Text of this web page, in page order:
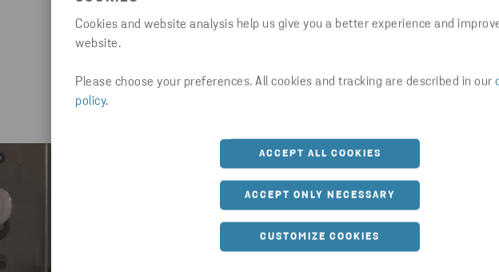
Cookies and website analysis help us give you a better experience and
website.
Please choose your preferences. All cookies and tracking are described in our
policy.
ACCEPT ALL COOKIES
ACCEPT ONLY NECESSARY
CUSTOMIZE COOKIES
Lisätiedot